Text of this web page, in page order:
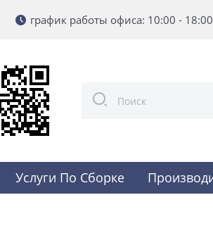
график работы офиса: 10:00 -
Услуги По Сборке